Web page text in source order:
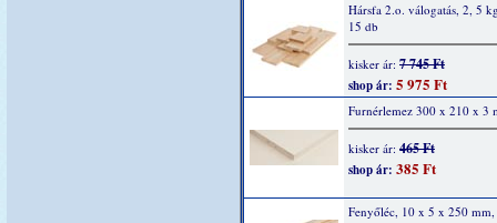
Hársfa 2.o. válogatás, 2, 5
15 db
kisker ár: 7 745 Ft
shop ár: 5 975 Ft
Furnérlemez 300 x 210 x 3
kisker ár: 465 Ft
shop ár: 385 Ft
Fenyőléc, 10 x 5 x 250